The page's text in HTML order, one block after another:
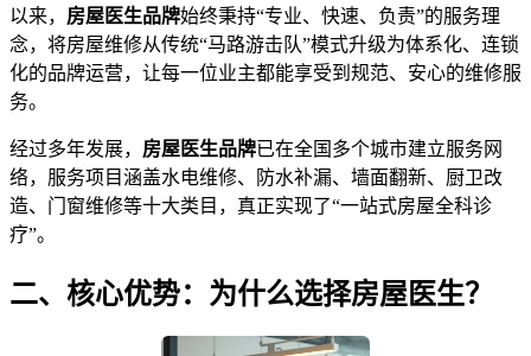
以来， 房屋医生品牌始终秉持“专业、快速、负责”的服务理
念，将房屋维修从传统“马路游击队”模式升级为体系化、连锁
化的品牌运营，让每一位业主都能享受到规范、安心的维修服
务。
经过多年发展， 房屋医生品牌已在全国多个城市建立服务网
络，服务项目涵盖水电维修、防水补漏、墙面翻新、厨卫改
造、门窗维修等十大类目，真正实现了“一站式房屋全科诊
疗”。
二、核心优势：为什么选择房屋医生？